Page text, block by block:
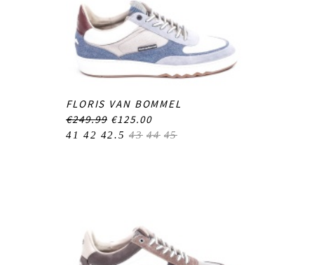
FLORIS VAN BOMMEL
€249.99 €125.00
41 42 42.5 43 44 45